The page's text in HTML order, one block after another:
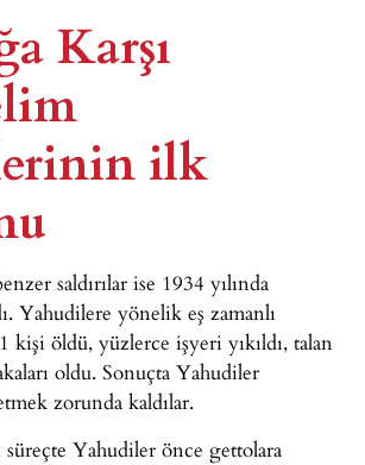
Karşı
ilk
saldırılar ise 1934 yılında
Yahudilere yönelik eş zamanlı
kişi öldü, yüzlerce işyeri yıkıldı, talan
oldu. Sonuçta Yahudiler
zorunda kaldılar.
Yahudiler önce gettolara